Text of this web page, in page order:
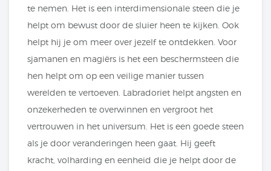
te nemen. Het is een interdimensionale steen die je
helpt om bewust door de sluier heen te kijken. Ook
helpt hij je om meer over jezelf te ontdekken. Voor
sjamanen en magiërs is het een beschermsteen die
hen helpt om op een veilige manier tussen
werelden te vertoeven. Labradoriet helpt angsten en
onzekerheden te overwinnen en vergroot het
vertrouwen in het universum. Het is een goede steen
als je door veranderingen heen gaat. Hij geeft
kracht, volharding en eenheid die je helpt door de